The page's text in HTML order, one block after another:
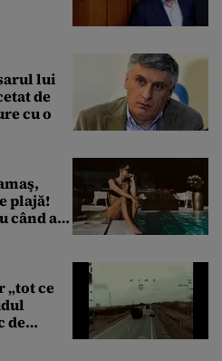
lui
de
cu o
plajă!
când a
„tot ce
de